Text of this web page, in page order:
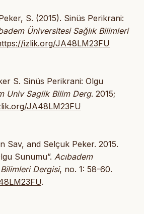
S. (2015). Sinüs Perikrani:
Üniversitesi Sağlık Bilimleri
izlik.org/JA48LM23FU
S. Sinüs Perikrani: Olgu
Univ Saglik Bilim Derg. 2015;
JA48LM23FU
Sav, and Selçuk Peker. 2015.
Sunumu”. Acıbadem
Dergisi, no. 1: 58-60.
.